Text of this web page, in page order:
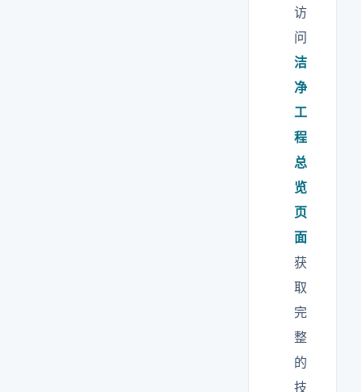
访
问
洁
净
工
程
总
览
页
面
获
取
完
整
的
技